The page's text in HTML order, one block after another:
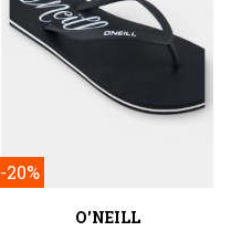
-20%
O'NEILL